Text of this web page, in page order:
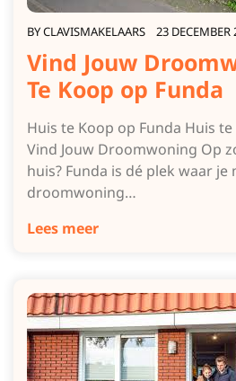
BYCLAVISMAKELAARS 23 DECEMBER
Vind Jouw
Te Koop op Funda
Huis te Koop op Funda Huis
Vind Jouw Droomwoning Op
huis? Funda is dé plek waar
droomwoning…
Lees meer